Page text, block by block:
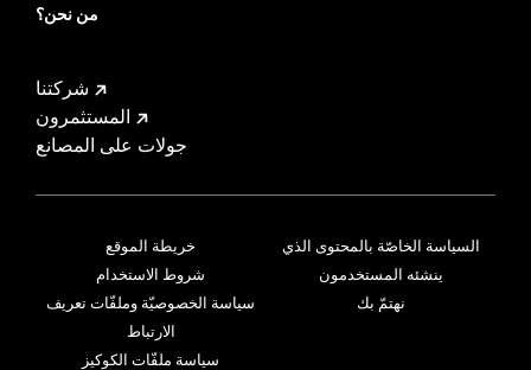
من نحن؟
شركتنا
المستثمرون
جولات على المصانع
خريطة الموقع
شروط الاستخدام
سياسة الخصوصيّة وملفّات تعريف
الارتباط
سياسة ملفّات الكوكيز
السياسة الخاصّة بالمحتوى الذي
ينشئه المستخدمون
نهتمّ بك